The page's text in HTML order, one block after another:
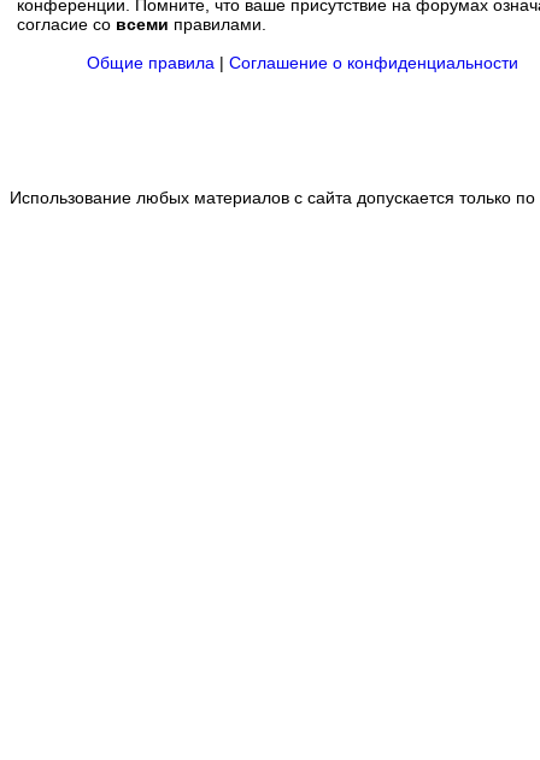
конференции. Помните, что ваше присутствие на форумах
согласие со всеми правилами.
Общие правила | Соглашение о конфиденциальности
Использование любых материалов с сайта допускается только